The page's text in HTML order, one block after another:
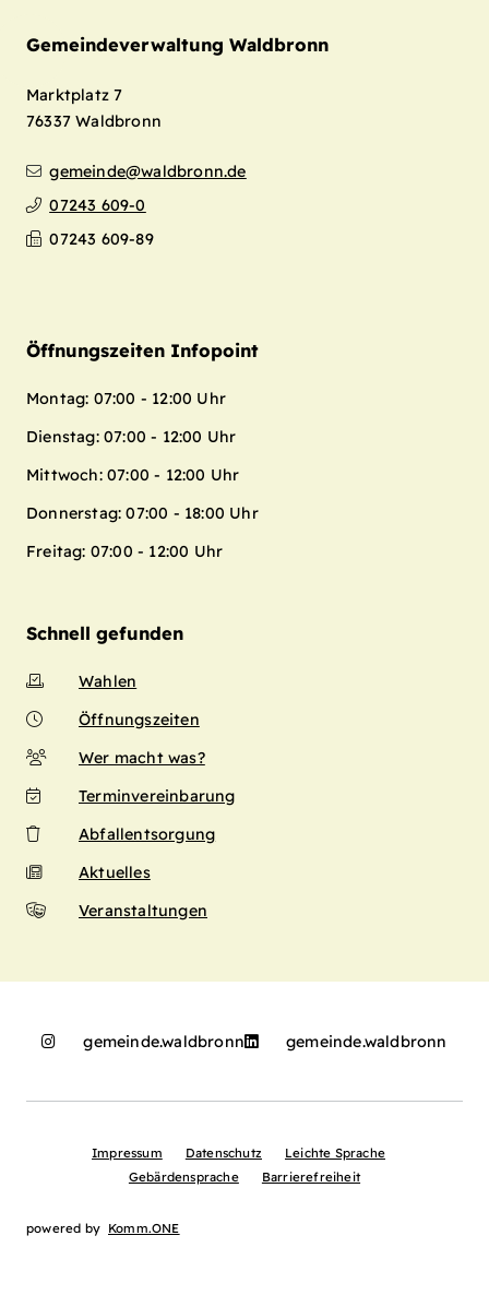
Gemeindeverwaltung Waldbronn
Marktplatz 7
76337 Waldbronn
gemeinde@waldbronn.de
07243 609-0
07243 609-89
Öffnungszeiten Infopoint
Montag: 07:00 - 12:00 Uhr
Dienstag: 07:00 - 12:00 Uhr
Mittwoch: 07:00 - 12:00 Uhr
Donnerstag: 07:00 - 18:00 Uhr
Freitag: 07:00 - 12:00 Uhr
Schnell gefunden
Wahlen
Öffnungszeiten
Wer macht was?
Terminvereinbarung
Abfallentsorgung
Aktuelles
Veranstaltungen
gemeinde.waldbronn gemeinde.waldbronn
Impressum Datenschutz
Leichte Sprache
Gebärdensprache
Barrierefreiheit
powered by Komm.ONE